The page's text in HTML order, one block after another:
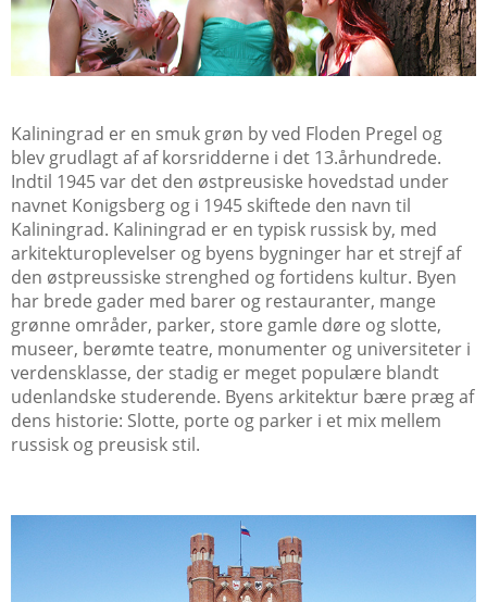
Kaliningrad er en smuk grøn by ved Floden Pregel og
blev grudlagt af af korsridderne i det 13.århundrede.
Indtil 1945 var det den østpreusiske hovedstad under
navnet Konigsberg og i 1945 skiftede den navn til
Kaliningrad. Kaliningrad er en typisk russisk by, med
arkitekturoplevelser og byens bygninger har et strejf af
den østpreussiske strenghed og fortidens kultur. Byen
har brede gader med barer og restauranter, mange
grønne områder, parker, store gamle døre og slotte,
museer, berømte teatre, monumenter og universiteter i
verdensklasse, der stadig er meget populære blandt
udenlandske studerende. Byens arkitektur bære præg af
dens historie: Slotte, porte og parker i et mix mellem
russisk og preusisk stil.